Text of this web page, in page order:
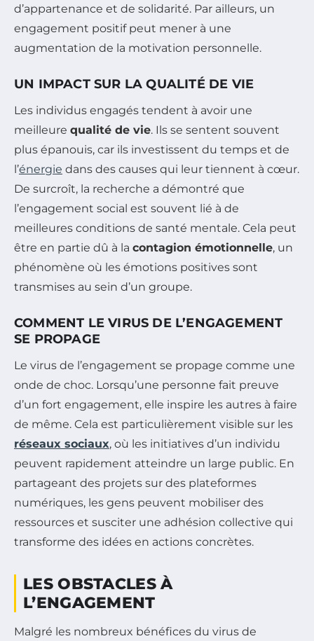
d’appartenance et de solidarité. Par ailleurs, un
engagement positif peut mener à une
augmentation de la motivation personnelle.
UN IMPACT SUR LA QUALITÉ DE VIE
Les individus engagés tendent à avoir une
meilleure qualité de vie. Ils se sentent souvent
plus épanouis, car ils investissent du temps et de
l’énergie dans des causes qui leur tiennent à cœur.
De surcroît, la recherche a démontré que
l’engagement social est souvent lié à de
meilleures conditions de santé mentale. Cela peut
être en partie dû à la contagion émotionnelle, un
phénomène où les émotions positives sont
transmises au sein d’un groupe.
COMMENT LE VIRUS DE L’ENGAGEMENT
SE PROPAGE
Le virus de l’engagement se propage comme une
onde de choc. Lorsqu’une personne fait preuve
d’un fort engagement, elle inspire les autres à faire
de même. Cela est particulièrement visible sur les
réseaux sociaux, où les initiatives d’un individu
peuvent rapidement atteindre un large public. En
partageant des projets sur des plateformes
numériques, les gens peuvent mobiliser des
ressources et susciter une adhésion collective qui
transforme des idées en actions concrètes.
LES OBSTACLES À
L’ENGAGEMENT
Malgré les nombreux bénéfices du virus de